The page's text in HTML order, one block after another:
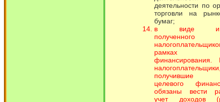
деятельности по
торговли на
бумаг;
в виде
полученного
рамках
получившие
целевого
обязаны вести
учет доходов